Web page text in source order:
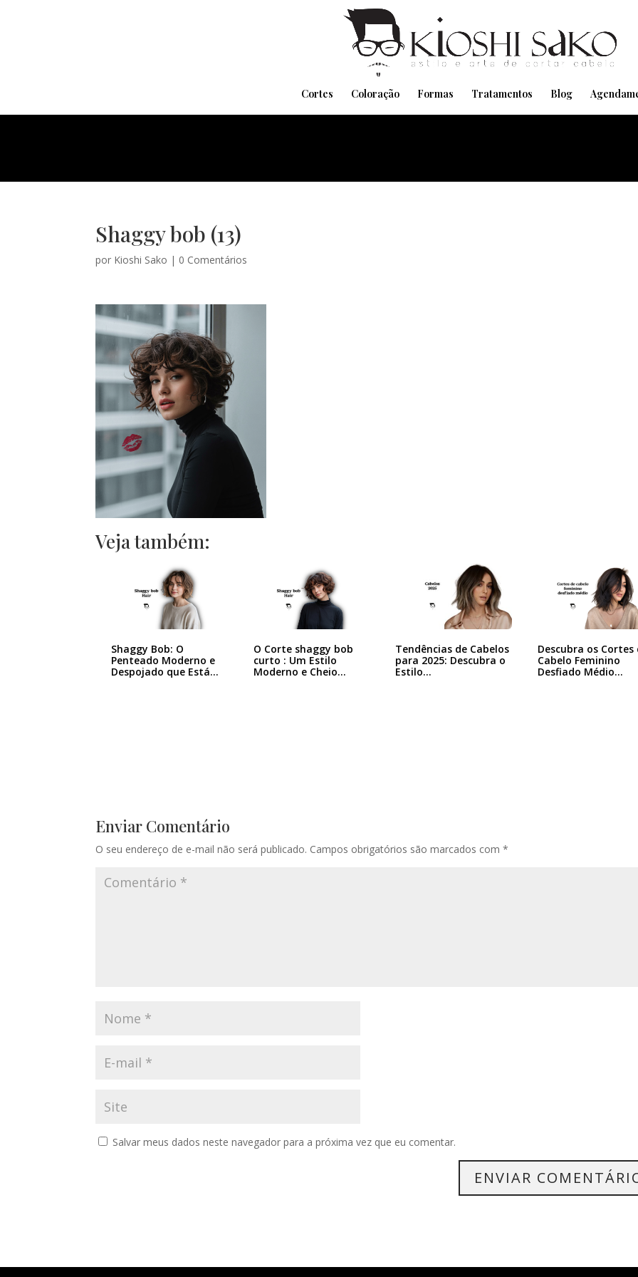
Cortes Coloração Formas Tratamentos Blog
Shaggy bob (13)
por Kioshi Sako | 0 Comentários
Veja também:
Shaggy Bob: O
Penteado Moderno e
Despojado que Está…
O Corte shaggy bob
curto : Um Estilo
Moderno e Cheio…
Tendências de Cabelos
para 2025: Descubra o
Estilo…
Descubra os Cortes
Cabelo Feminino
Desfiado Médio…
Enviar Comentário
O seu endereço de e-mail não será publicado. Campos obrigatórios são marcados com*
Salvar meus dados neste navegador para a próxima vez que eu comentar.
Pensando em transformar seu Visual??
Agende pelo Whatsapp